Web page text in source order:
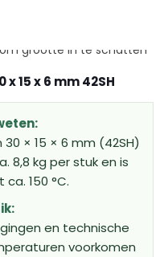
15 x 6 mm 42SH
× 15 × 6 mm (42SH)
8,8 kg per stuk en is
150 °C.
en technische
voorkomen